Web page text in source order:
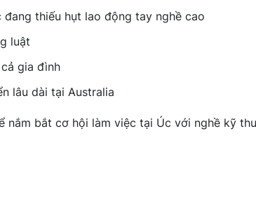
thiếu hụt lao động tay nghề cao
luật
gia đình
lâu dài tại Australia
nắm bắt cơ hội làm việc tại Úc với nghề kỹ